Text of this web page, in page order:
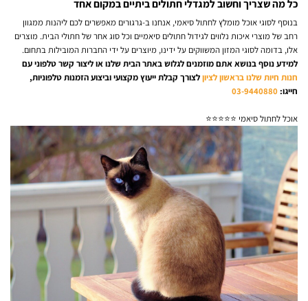
כל מה שצריך וחשוב למגדלי חתולים ביתיים במקום אחד
בנוסף לסוגי אוכל מומלץ לחתול סיאמי, אנחנו ב-גרגורים מאפשרים לכם ליהנות ממגוון
רחב של מוצרי איכות נלווים לגידול חתולים סיאמיים וכל סוג אחר של חתולי הבית. מוצרים
אלו, בדומה לסוגי המזון המשווקים על ידינו, מיוצרים על ידי החברות המובילות בתחום.
למידע נוסף בנושא אתם מוזמנים לגלוש באתר הבית שלנו או ליצור קשר טלפוני עם
חנות חיות שלנו בראשון לציוןלצורך קבלת ייעוץ מקצועי וביצוע הזמנות טלפוניות,
חייגו: 03-9440880
אוכל לחתול סיאמי ⭐⭐⭐⭐⭐